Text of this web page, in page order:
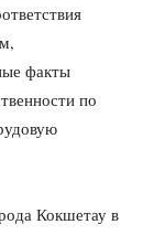
факты
по
Кокшетау в